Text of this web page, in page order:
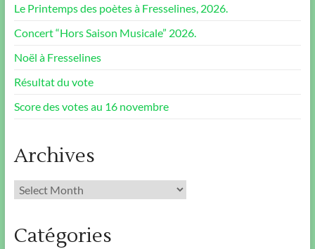
Le Printemps des poètes à Fresselines, 2026.
Concert “Hors Saison Musicale” 2026.
Noël à Fresselines
Résultat du vote
Score des votes au 16 novembre
Archives
Archives
Catégories